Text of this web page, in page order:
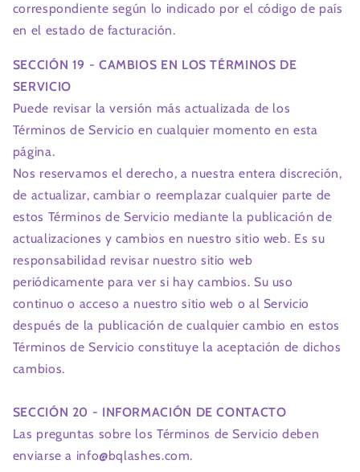
correspondiente según lo indicado por el código de país
en el estado de facturación.
SECCIÓN 19 - CAMBIOS EN LOS TÉRMINOS DE
SERVICIO
Puede revisar la versión más actualizada de los
Términos de Servicio en cualquier momento en esta
página.
Nos reservamos el derecho, a nuestra entera discreción,
de actualizar, cambiar o reemplazar cualquier parte de
estos Términos de Servicio mediante la publicación de
actualizaciones y cambios en nuestro sitio web. Es su
responsabilidad revisar nuestro sitio web
periódicamente para ver si hay cambios. Su uso
continuo o acceso a nuestro sitio web o al Servicio
después de la publicación de cualquier cambio en estos
Términos de Servicio constituye la aceptación de dichos
cambios.
SECCIÓN 20 - INFORMACIÓN DE CONTACTO
Las preguntas sobre los Términos de Servicio deben
enviarse a info@bqlashes.com.